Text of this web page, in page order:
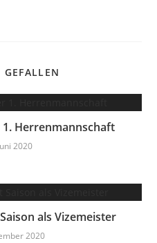
Herrenmannschaft
2020
als Vizemeister
2020